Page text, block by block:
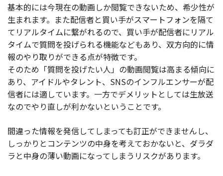
基本的には今現在の動画しか閲覧できないため、希少性が
生まれます。また配信者と買い手がスマートフォンを隔て
てリアルタイムに繋がれるので、買い手が配信者にリアル
タイムで質問を投げられる機能などもあり、双方向的に情
報のやり取りができる点が特徴です。
そのため「質問を投げたい人」の動画閲覧は高まる傾向に
あり、アイドルやタレント、SNSのインフルエンサーが配
信者には適しています。一方でデメリットとしては生放送
なのでやり直しが利かないということです。
間違った情報を発信してしまっても訂正ができませんし、
しっかりとコンテンツの中身を考えておかないと、ダラダ
ラと中身の薄い動画になってしまうリスクがあります。